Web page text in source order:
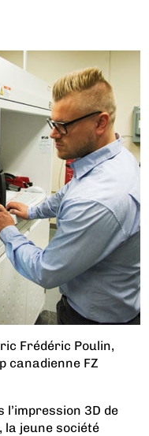
Frédéric Poulin,
canadienne FZ
l’impression 3D de
la jeune société